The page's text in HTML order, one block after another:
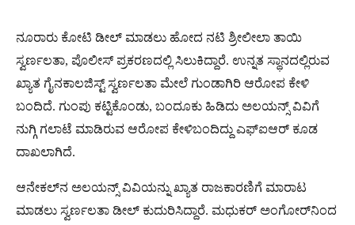
ನೂರಾರು ಕೋಟಿ ಡೀಲ್​ ಮಾಡಲು ಹೋದ ನಟಿ ಶ್ರೀಲೀಲಾ ತಾಯಿ
ಸ್ವರ್ಣಲತಾ, ಪೊಲೀಸ್​ ಪ್ರಕರಣದಲ್ಲಿ ಸಿಲುಕಿದ್ದಾರೆ. ಉನ್ನತ ಸ್ಥಾನದಲ್ಲಿರುವ
ಖ್ಯಾತ ಗೈನಕಾಲಜಿಸ್ಟ್​ ಸ್ವರ್ಣಲತಾ ಮೇಲೆ ಗುಂಡಾಗಿರಿ ಆರೋಪ ಕೇಳಿ
ಬಂದಿದೆ. ಗುಂಪು ಕಟ್ಟಿಕೊಂಡು, ಬಂದೂಕು ಹಿಡಿದು ಅಲಯನ್ಸ್​ ವಿವಿಗೆ
ನುಗ್ಗಿ ಗಲಾಟೆ ಮಾಡಿರುವ ಆರೋಪ ಕೇಳಿಬಂದಿದ್ದು ಎಫ್ಐಆರ್​ ಕೂಡ
ದಾಖಲಾಗಿದೆ.
ಆನೇಕಲ್​ನ ಅಲಯನ್ಸ್​ ವಿವಿಯನ್ನು ಖ್ಯಾತ ರಾಜಕಾರಣಿಗೆ ಮಾರಾಟ
ಮಾಡಲು ಸ್ವರ್ಣಲತಾ ಡೀಲ್​ ಕುದುರಿಸಿದ್ದಾರೆ. ಮಧುಕರ್​ ಅಂಗೋರ್​​​ನಿಂದ